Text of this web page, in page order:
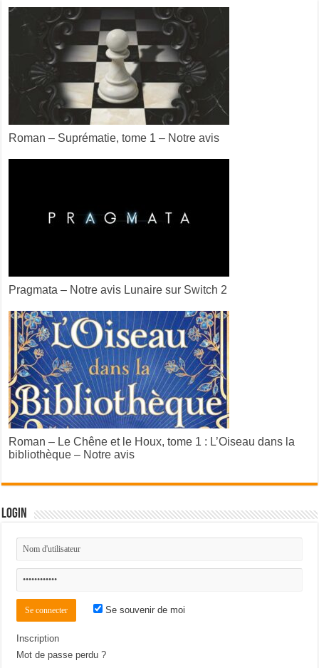
Roman – Suprématie, tome 1 – Notre avis
Pragmata – Notre avis Lunaire sur Switch 2
Roman – Le Chêne et le Houx, tome 1 : L’Oiseau dans la
bibliothèque – Notre avis
Login
Se souvenir de moi
Inscription
Mot de passe perdu ?